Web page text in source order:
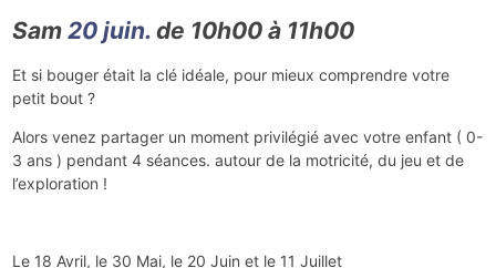
Sam 20 juin.de 10h00 à 11h00
Et si bouger était la clé idéale, pour mieux comprendre votre
petit bout ?
Alors venez partager un moment privilégié avec votre enfant ( 0-
3 ans ) pendant 4 séances. autour de la motricité, du jeu et de
l’exploration !
Le 18 Avril, le 30 Mai, le 20 Juin et le 11 Juillet